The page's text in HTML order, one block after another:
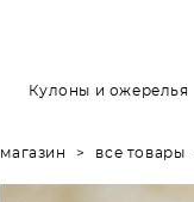
Кулоны и ожерелья
магазин > все товары